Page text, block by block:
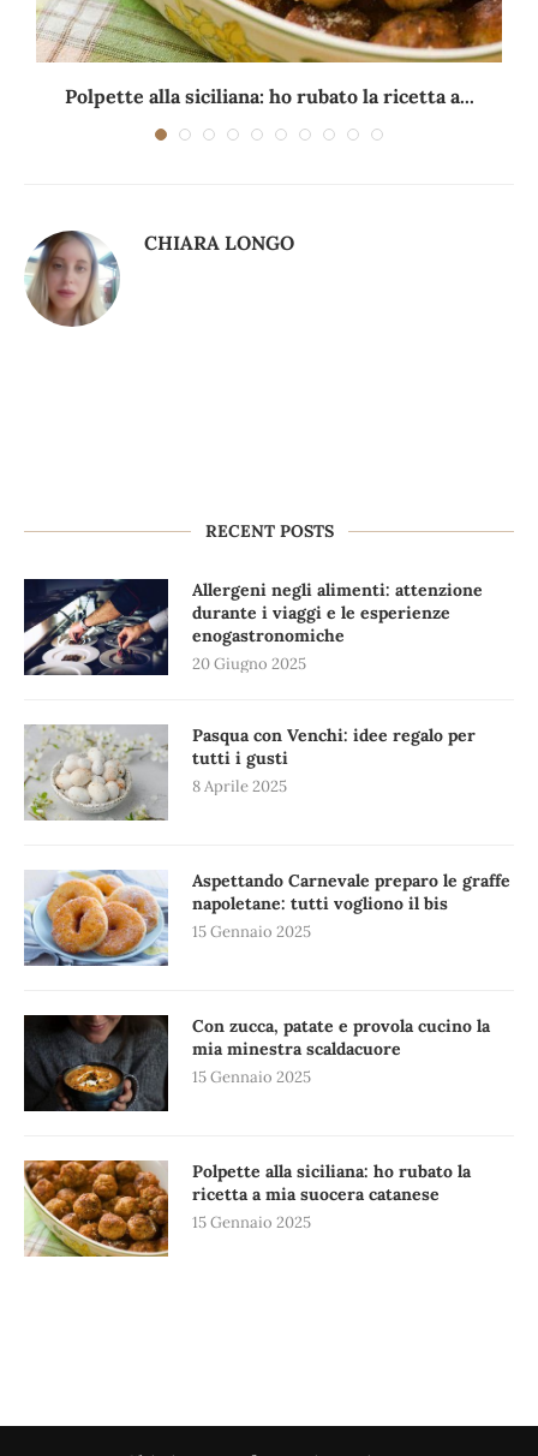
Polpette alla siciliana: ho rubato la ricetta a...
CHIARA LONGO
RECENT POSTS
Allergeni negli alimenti: attenzione
durante i viaggi e le esperienze
enogastronomiche
20 Giugno 2025
Pasqua con Venchi: idee regalo per
tutti i gusti
8 Aprile 2025
Aspettando Carnevale preparo le graffe
napoletane: tutti vogliono il bis
15 Gennaio 2025
Con zucca, patate e provola cucino la
mia minestra scaldacuore
15 Gennaio 2025
Polpette alla siciliana: ho rubato la
ricetta a mia suocera catanese
15 Gennaio 2025